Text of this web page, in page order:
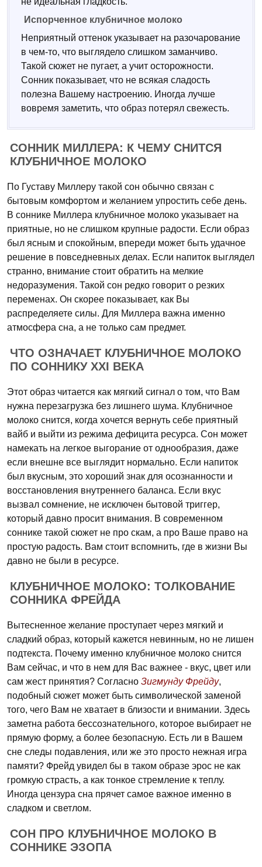
Испорченное клубничное молоко
Неприятный оттенок указывает на разочарование
в чем-то, что выглядело слишком заманчиво.
Такой сюжет не пугает, а учит осторожности.
Сонник показывает, что не всякая сладость
полезна Вашему настроению. Иногда лучше
вовремя заметить, что образ потерял свежесть.
СОННИК МИЛЛЕРА: К ЧЕМУ СНИТСЯ
КЛУБНИЧНОЕ МОЛОКО
По Густаву Миллеру такой сон обычно связан с
бытовым комфортом и желанием упростить себе день.
В соннике Миллера клубничное молоко указывает на
приятные, но не слишком крупные радости. Если образ
был ясным и спокойным, впереди может быть удачное
решение в повседневных делах. Если напиток выглядел
странно, внимание стоит обратить на мелкие
недоразумения. Такой сон редко говорит о резких
переменах. Он скорее показывает, как Вы
распределяете силы. Для Миллера важна именно
атмосфера сна, а не только сам предмет.
ЧТО ОЗНАЧАЕТ КЛУБНИЧНОЕ МОЛОКО
ПО СОННИКУ XXI ВЕКА
Этот образ читается как мягкий сигнал о том, что Вам
нужна перезагрузка без лишнего шума. Клубничное
молоко снится, когда хочется вернуть себе приятный
вайб и выйти из режима дефицита ресурса. Сон может
намекать на легкое выгорание от однообразия, даже
если внешне все выглядит нормально. Если напиток
был вкусным, это хороший знак для осознанности и
восстановления внутреннего баланса. Если вкус
вызвал сомнение, не исключен бытовой триггер,
который давно просит внимания. В современном
соннике такой сюжет не про скам, а про Ваше право на
простую радость. Вам стоит вспомнить, где в жизни Вы
давно не были в ресурсе.
КЛУБНИЧНОЕ МОЛОКО: ТОЛКОВАНИЕ
СОННИКА ФРЕЙДА
Вытесненное желание проступает через мягкий и
сладкий образ, который кажется невинным, но не лишен
подтекста. Почему именно клубничное молоко снится
Вам сейчас, и что в нем для Вас важнее - вкус, цвет или
сам жест принятия? Согласно Зигмунду Фрейду,
подобный сюжет может быть символической заменой
того, чего Вам не хватает в близости и внимании. Здесь
заметна работа бессознательного, которое выбирает не
прямую форму, а более безопасную. Есть ли в Вашем
сне следы подавления, или же это просто нежная игра
памяти? Фрейд увидел бы в таком образе эрос не как
громкую страсть, а как тонкое стремление к теплу.
Иногда цензура сна прячет самое важное именно в
сладком и светлом.
СОН ПРО КЛУБНИЧНОЕ МОЛОКО В
СОННИКЕ ЭЗОПА